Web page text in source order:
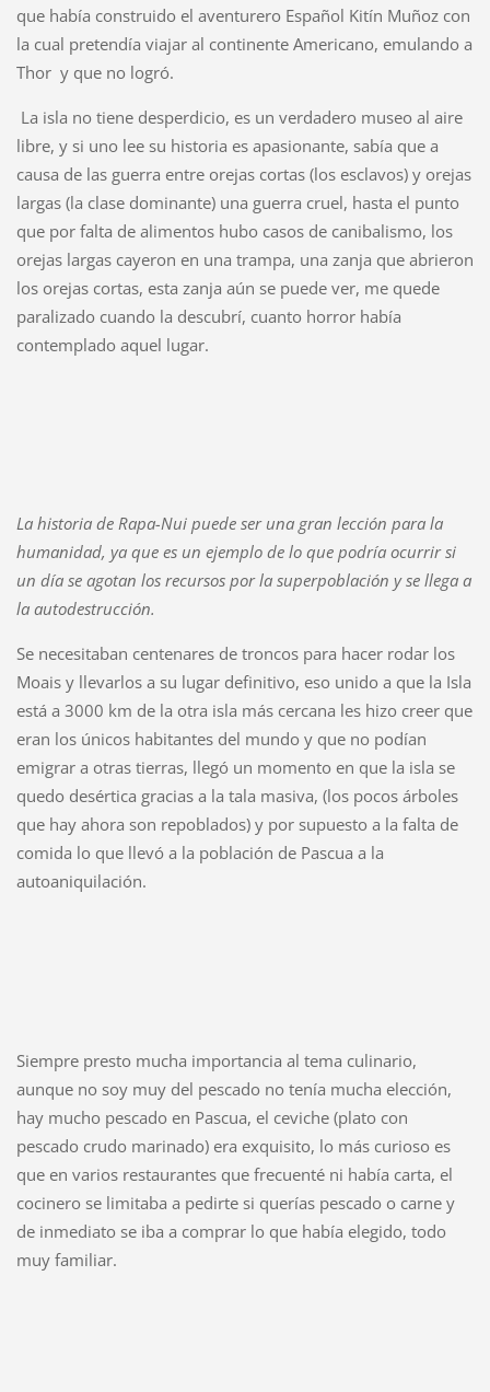
que había construido el aventurero Español Kitín Muñoz con
la cual pretendía viajar al continente Americano, emulando a
Thor y que no logró.
La isla no tiene desperdicio, es un verdadero museo al aire
libre, y si uno lee su historia es apasionante, sabía que a
causa de las guerra entre orejas cortas (los esclavos) y orejas
largas (la clase dominante) una guerra cruel, hasta el punto
que por falta de alimentos hubo casos de canibalismo, los
orejas largas cayeron en una trampa, una zanja que abrieron
los orejas cortas, esta zanja aún se puede ver, me quede
paralizado cuando la descubrí, cuanto horror había
contemplado aquel lugar.
La historia de Rapa-Nui puede ser una gran lección para la
humanidad, ya que es un ejemplo de lo que podría ocurrir si
un día se agotan los recursos por la superpoblación y se llega a
la autodestrucción.
Se necesitaban centenares de troncos para hacer rodar los
Moais y llevarlos a su lugar definitivo, eso unido a que la Isla
está a 3000 km de la otra isla más cercana les hizo creer que
eran los únicos habitantes del mundo y que no podían
emigrar a otras tierras, llegó un momento en que la isla se
quedo desértica gracias a la tala masiva, (los pocos árboles
que hay ahora son repoblados) y por supuesto a la falta de
comida lo que llevó a la población de Pascua a la
autoaniquilación.
Siempre presto mucha importancia al tema culinario,
aunque no soy muy del pescado no tenía mucha elección,
hay mucho pescado en Pascua, el ceviche (plato con
pescado crudo marinado) era exquisito, lo más curioso es
que en varios restaurantes que frecuenté ni había carta, el
cocinero se limitaba a pedirte si querías pescado o carne y
de inmediato se iba a comprar lo que había elegido, todo
muy familiar.